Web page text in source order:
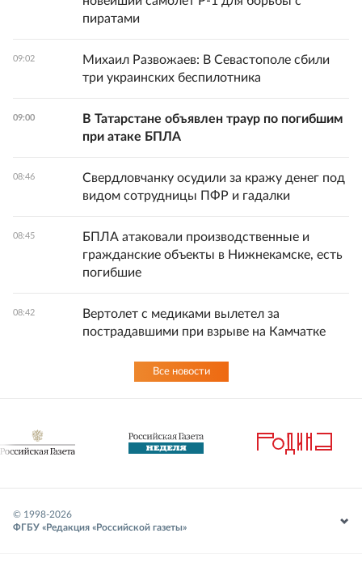
пиратами
09:02
Михаил Развожаев: В Севастополе сбили
три украинских беспилотника
09:00
В Татарстане объявлен траур по погибшим
при атаке БПЛА
08:46
Свердловчанку осудили за кражу денег под
видом сотрудницы ПФР и гадалки
08:45
БПЛА атаковали производственные и
гражданские объекты в Нижнекамске, есть
погибшие
08:42
Вертолет с медиками вылетел за
пострадавшими при взрыве на Камчатке
Все новости
© 1998-2026
ФГБУ «Редакция «Российской газеты»